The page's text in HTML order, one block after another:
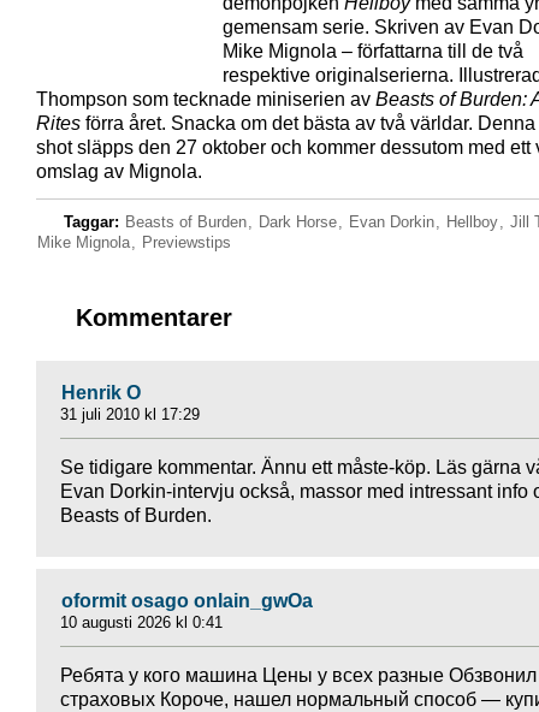
gemensam serie. Skriven av Evan
Mike Mignola – författarna till de två
respektive originalserierna.
Thompson som tecknade miniserien av Beasts of Burden:
Rites förra året. Snacka om det bästa av två världar.
shot släpps den 27 oktober och kommer dessutom med ett
omslag av Mignola.
Taggar: Beasts of Burden, Dark Horse, Evan Dorkin, Hellboy, Jill
Mike Mignola, Previewstips
Kommentarer
Henrik O
31 juli 2010 kl 17:29
Se tidigare kommentar. Ännu ett måste-köp. Läs gärna
Evan Dorkin-intervju också, massor med intressant info
Beasts of Burden.
oformit osago onlain_gwOa
10 augusti 2026 kl 0:41
Ребята у кого машина Цены у всех разные Обзвонил
страховых Короче, нашел нормальный способ —